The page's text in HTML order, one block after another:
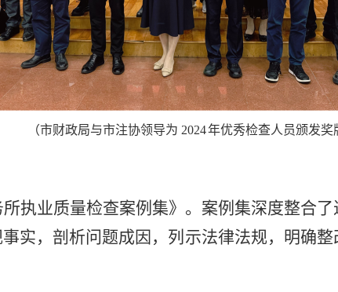
（市财政局与市注协领导为 2024年优秀检查人员颁发奖
所执业质量检查案例集》。 案例集深度整合
实，剖析问题成因，列示法律法规， 明确整